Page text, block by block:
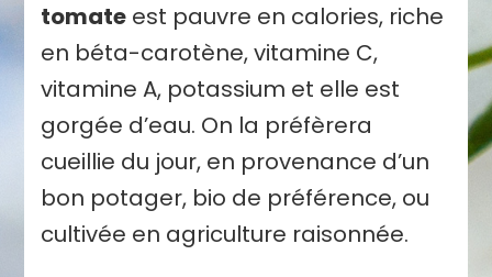
tomate est pauvre en calories, riche
en béta-carotène, vitamine C,
vitamine A, potassium et elle est
gorgée d’eau. On la préfèrera
cueillie du jour, en provenance d’un
bon potager, bio de préférence, ou
cultivée en agriculture raisonnée.